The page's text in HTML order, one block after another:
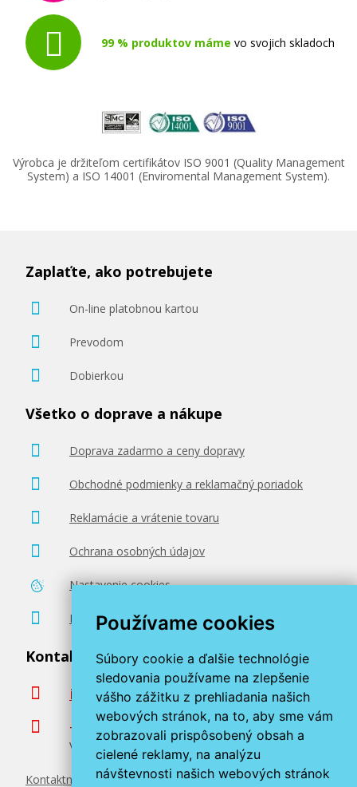
Používame cookies
Súbory cookie a ďalšie technológie
sledovania používame na zlepšenie
vášho zážitku z prehliadania našich
webových stránok, na to, aby sme vám
zobrazovali prispôsobený obsah a
cielené reklamy, na analýzu
návštevnosti našich webových stránok
11,90 €
lesklý, biely, inkoustový
Fotopapier A4 Canon Premium Matte, 20 listov,
210 g/m², matný, biely, inkoustový (FA-PM1 A4)
Príslušenstvo
14,90 €
Pridať do košíka
99 % produktov máme vo svojich skladoch
Výrobca je držiteľom certifikátov ISO 9001 (Quality Management
System) a ISO 14001 (Enviromental Management System).
Zaplaťte, ako potrebujete
On-line platobnou kartou
Prevodom
Dobierkou
Všetko o doprave a nákupe
Doprava zadarmo a ceny dopravy
Obchodné podmienky a reklamačný poriadok
Reklamácie a vrátenie tovaru
Ochrana osobných údajov
Nastavenie cookies
Poradenstvo zadarmo
Kontaktujte nás
info@miroluk.sk
+420 377 222 313
Volajte v pracovné dni od 8. do 17. hod.
Kontaktné údaje